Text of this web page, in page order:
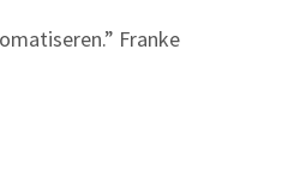
Franke